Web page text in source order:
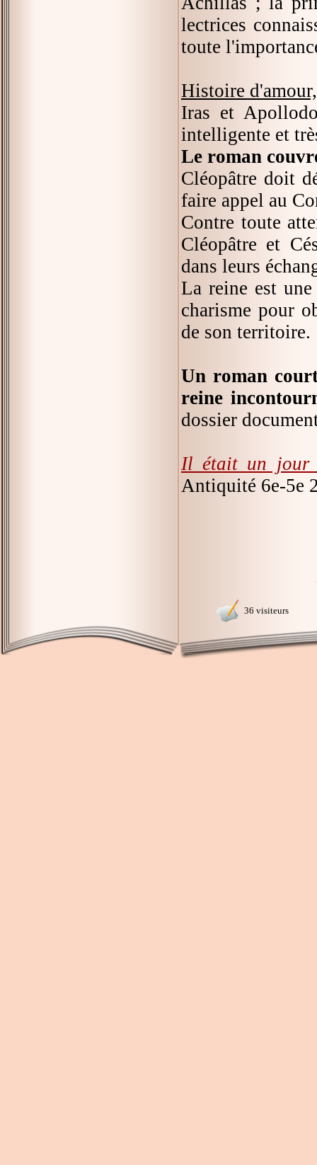
lectrices
toute
Histoire
Iras et
intelligente et
Le roman
Cléopâtre doit
faire appel au
Contre toute
Cléopâtre et
dans leurs
La reine est
charisme pour
de son territoire.
Un roman
reine
dossier
Il était un jour
Antiquité 6e-5e
36 visiteurs